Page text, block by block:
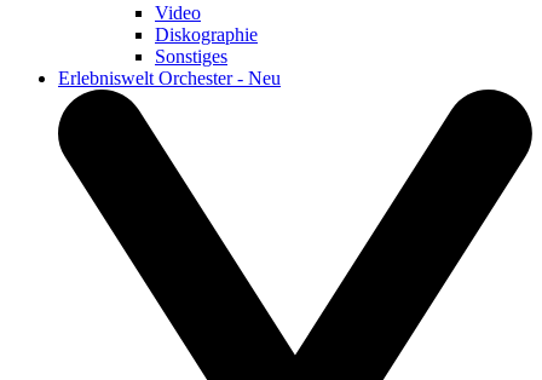
Video
Diskographie
Sonstiges
Erlebniswelt Orchester - Neu